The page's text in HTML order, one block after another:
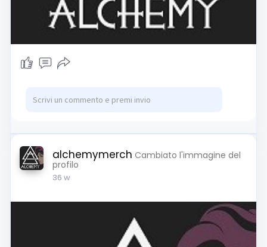
alchemymerch Cambiato l'immagine del
profilo
36 w